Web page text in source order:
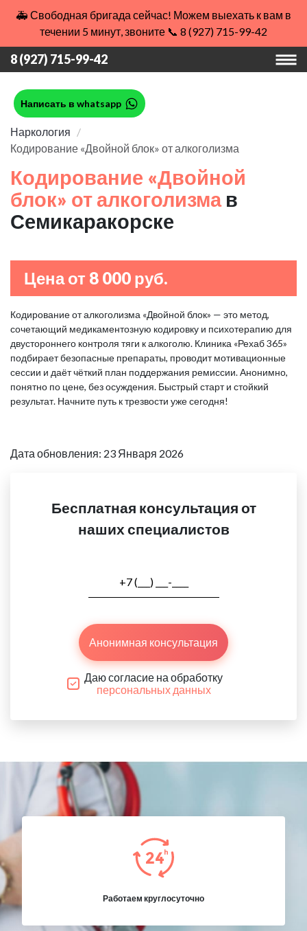
🚑 Свободная бригада сейчас! Можем выехать к вам в
течении 5 минут, звоните 📞 8 (927) 715-99-42
8 (927) 715-99-42
Написать в whatsapp
Наркология
Кодирование «Двойной блок» от алкоголизма
Кодирование «Двойной
блок» от алкоголизма в
Семикаракорске
Цена от 8 000 руб.
Кодирование от алкоголизма «Двойной блок» — это метод,
сочетающий медикаментозную кодировку и психотерапию для
двустороннего контроля тяги к алкоголю. Клиника «Рехаб 365»
подбирает безопасные препараты, проводит мотивационные
сессии и даёт чёткий план поддержания ремиссии. Анонимно,
понятно по цене, без осуждения. Быстрый старт и стойкий
результат. Начните путь к трезвости уже сегодня!
Дата обновления: 23 Января 2026
Бесплатная консультация от
наших специалистов
Анонимная консультация
Даю согласие на обработку
персональных данных
Работаем круглосуточно